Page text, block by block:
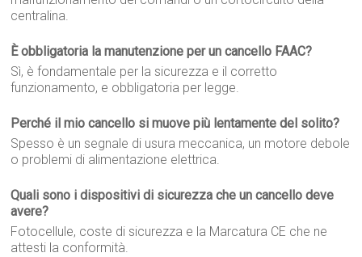
centralina.
È obbligatoria la manutenzione per un cancello FAAC?
Sì, è fondamentale per la sicurezza e il corretto
funzionamento, e obbligatoria per legge.
Perché il mio cancello si muove più lentamente del solito?
Spesso è un segnale di usura meccanica, un motore debole
o problemi di alimentazione elettrica.
Quali sono i dispositivi di sicurezza che un cancello deve
avere?
Fotocellule, coste di sicurezza e la Marcatura CE che ne
attesti la conformità.